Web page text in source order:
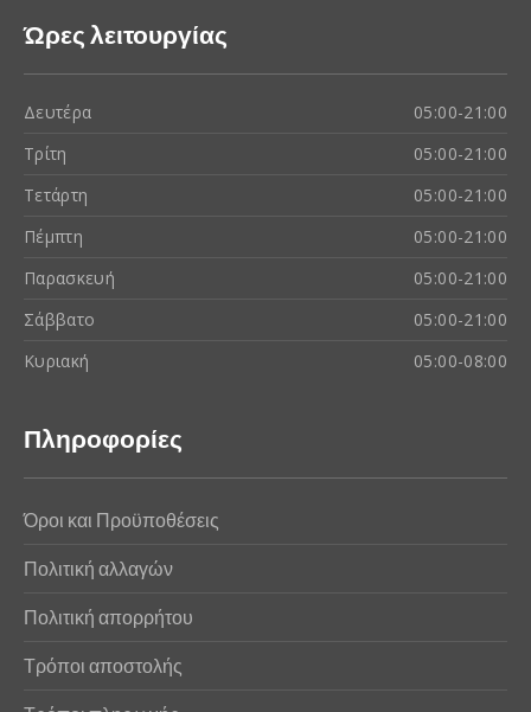
Ώρες λειτουργίας
Δευτέρα
05:00-21:00
Τρίτη
05:00-21:00
Τετάρτη
05:00-21:00
Πέμπτη
05:00-21:00
Παρασκευή
05:00-21:00
Σάββατο
05:00-21:00
Κυριακή
05:00-08:00
Πληροφορίες
Όροι και Προϋποθέσεις
Πολιτική αλλαγών
Πολιτική απορρήτου
Τρόποι αποστολής